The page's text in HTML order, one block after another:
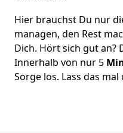
Hier brauchst Du nur
managen, den Rest
Dich. Hört sich gut an?
Innerhalb von nur 5
Sorge los. Lass das